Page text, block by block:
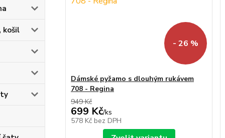
košil
- 26 %
Dámské pyžamo s dlouhým rukávem
708 - Regina
949 Kč
699 Kč/ks
578 Kč bez DPH